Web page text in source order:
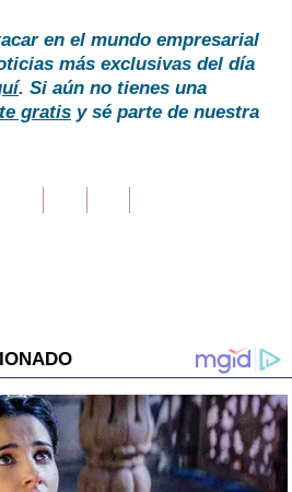
en el mundo empresarial
más exclusivas del día
. Si aún no tienes una
gratis y sé parte de nuestra